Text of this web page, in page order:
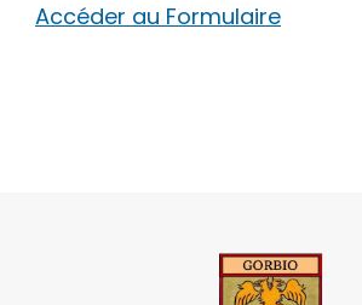
Accéder au Formulaire